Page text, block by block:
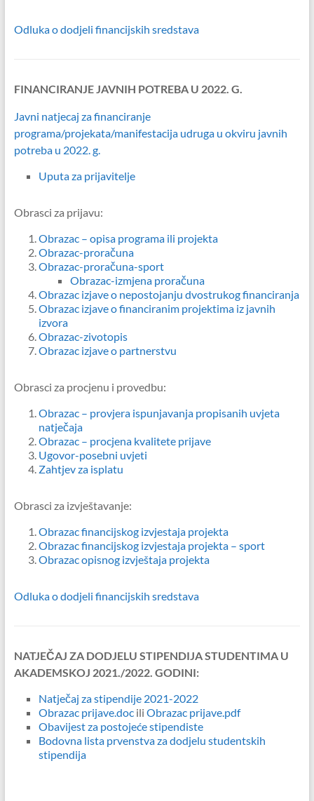
Odluka o dodjeli financijskih sredstava
FINANCIRANJE JAVNIH POTREBA U 2022. G.
Javni natjecaj za financiranje
programa/projekata/manifestacija udruga u okviru javnih
potreba u 2022. g.
Uputa za prijavitelje
Obrasci za prijavu:
Obrazac– opisa programa ili projekta
Obrazac-proračuna
Obrazac-proračuna-sport
Obrazac-izmjena proračuna
Obrazac izjave o nepostojanju dvostrukog financiranja
Obrazac izjave o financiranim projektima iz javnih
izvora
Obrazac-zivotopis
Obrazac izjave o partnerstvu
Obrasci za procjenu i provedbu:
Obrazac – provjera ispunjavanja propisanih uvjeta
natječaja
Obrazac – procjena kvalitete prijave
Ugovor-posebni uvjeti
Zahtjev za isplatu
Obrasci za izvještavanje:
Obrazac financijskog izvjestaja projekta
Obrazac financijskog izvjestaja projekta – sport
Obrazac opisnog izvještaja projekta
Odluka o dodjeli financijskih sredstava
NATJEČAJ ZA DODJELU STIPENDIJA STUDENTIMA U
AKADEMSKOJ 2021./2022. GODINI:
Natječaj za stipendije 2021-2022
Obrazac prijave.docili Obrazac prijave.pdf
Obavijest za postojeće stipendiste
Bodovna lista prvenstva za dodjelu studentskih
stipendija